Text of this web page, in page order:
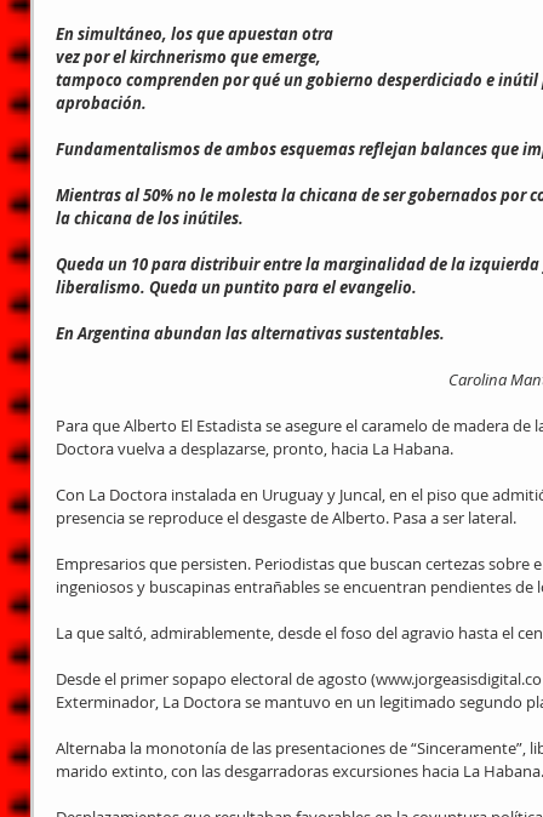
En simultáneo, los que apuestan otra
vez por el kirchnerismo que emerge,
tampoco comprenden por qué un gobierno desperdiciado e
aprobación.
Fundamentalismos de ambos esquemas reflejan balances que
Mientras al 50% no le molesta la chicana de ser gobernados por
la chicana de los inútiles.
Queda un 10 para distribuir entre la marginalidad de la
liberalismo. Queda un puntito para el evangelio.
En Argentina abundan las alternativas sustentables.
Para que Alberto El Estadista se asegure el caramelo de madera
Doctora vuelva a desplazarse, pronto, hacia La Habana.
Con La Doctora instalada en Uruguay y Juncal, en el piso que
presencia se reproduce el desgaste de Alberto. Pasa a ser lateral.
Empresarios que persisten. Periodistas que buscan certezas
ingeniosos y buscapinas entrañables se encuentran pendientes
La que saltó, admirablemente, desde el foso del agravio hasta el
Desde el primer sopapo electoral de agosto
Exterminador, La Doctora se mantuvo en un legitimado segundo
Alternaba la monotonía de las presentaciones de “Sinceramente”,
marido extinto, con las desgarradoras excursiones hacia La Habana.